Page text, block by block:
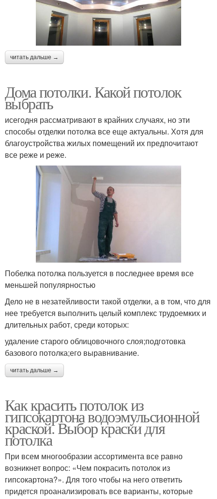
читать дальше →
Дома потолки. Какой потолок
выбрать
исегодня рассматривают в крайних случаях, но эти
способы отделки потолка все еще актуальны. Хотя для
благоустройства жилых помещений их предпочитают
все реже и реже.
Побелка потолка пользуется в последнее время все
меньшей популярностью
Дело не в незатейливости такой отделки, а в том, что для
нее требуется выполнить целый комплекс трудоемких и
длительных работ, среди которых:
удаление старого облицовочного слоя;подготовка
базового потолка;его выравнивание.
читать дальше →
Как красить потолок из
гипсокартона водоэмульсионной
краской. Выбор краски для
потолка
При всем многообразии ассортимента все равно
возникнет вопрос: «Чем покрасить потолок из
гипсокартона?». Для того чтобы на него ответить
придется проанализировать все варианты, которые